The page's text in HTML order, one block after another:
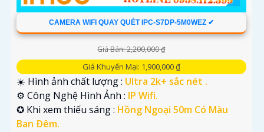
CAMERA WIFI QUAY QUÉT IPC-S7DP-5M0WEZ ✔
Giá Bán: 2,200,000 ₫
Giá Khuyến Mại: 1,900,000 ₫
☀️ Hình ảnh chất lượng : Ultra 2k+ sắc nét .
⚙ Công Nghệ Hình Ảnh : IP Wifi.
✪ Khi xem thiếu sáng : Hồng Ngoại 50m Có Màu
Ban Ðêm.